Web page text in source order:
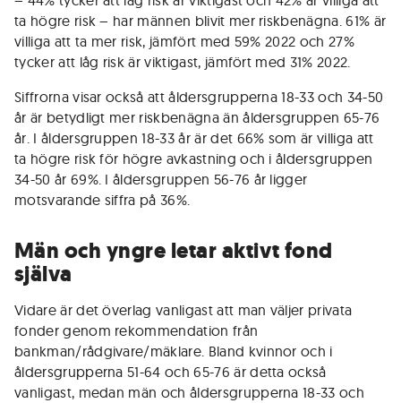
ta högre risk – har männen blivit mer riskbenägna. 61% är
villiga att ta mer risk, jämfört med 59% 2022 och 27%
tycker att låg risk är viktigast, jämfört med 31% 2022.
Siffrorna visar också att åldersgrupperna 18-33 och 34-50
år är betydligt mer riskbenägna än åldersgruppen 65-76
år. I åldersgruppen 18-33 år är det 66% som är villiga att
ta högre risk för högre avkastning och i åldersgruppen
34-50 år 69%. I åldersgruppen 56-76 år ligger
motsvarande siffra på 36%.
Män och yngre letar aktivt fond
själva
Vidare är det överlag vanligast att man väljer privata
fonder genom rekommendation från
bankman/rådgivare/mäklare. Bland kvinnor och i
åldersgrupperna 51-64 och 65-76 är detta också
vanligast, medan män och åldersgrupperna 18-33 och